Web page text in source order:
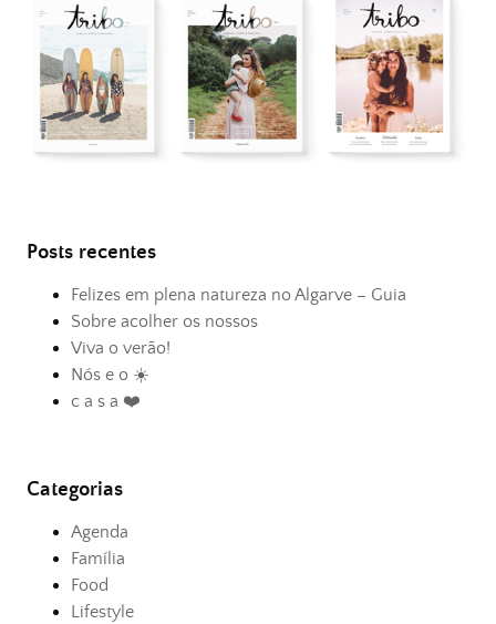
Posts recentes
Felizes em plena natureza no Algarve – Guia
Sobre acolher os nossos
Viva o verão!
Nós e o ☀️
c a s a ❤️
Categorias
Agenda
Família
Food
Lifestyle